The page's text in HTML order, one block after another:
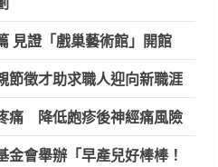
見證「戲巢藝術館」開館
徵才助求職人迎向新職涯
痛 降低皰疹後神經痛風險
會舉辦「早產兒好棒棒！